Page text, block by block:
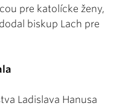
pre katolícke ženy,
biskup Lach pre
Ladislava Hanusa